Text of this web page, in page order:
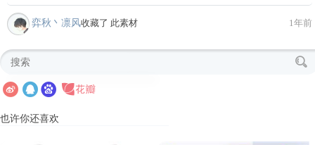
弈秋丶凛风收藏了 此素材 1年前
也许你还喜欢